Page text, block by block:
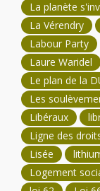
La planète
La Vérendry
Labour Party
Laure Waridel
Le plan de la
Les
Libéraux
Ligne des
Lisée
Logement